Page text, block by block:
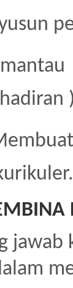
)
jawab